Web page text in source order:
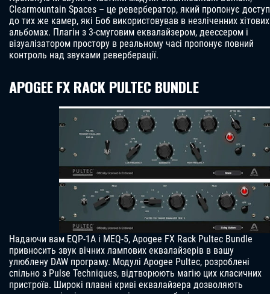
Clearmountain Spaces – це ревербератор, який пропонує доступ
до тих же камер, які Боб використовував в незліченних хітових
альбомах. Плагін з 3-смуговим еквалайзером, деессером і
візуалізатором простору в реальному часі пропонує повний
контроль над звуками реверберації.
APOGEE FX RACK PULTEC BUNDLE
Надаючи вам EQP-1A і MEQ-5, Apogee FX Rack Pultec Bundle
привносить звук вічних лампових еквалайзерів в вашу
улюблену DAW програму. Модулі Apogee Pultec, розроблені
спільно з Pulse Techniques, відтворюють магію цих класичних
пристроїв. Широкі плавні криві еквалайзера дозволяють